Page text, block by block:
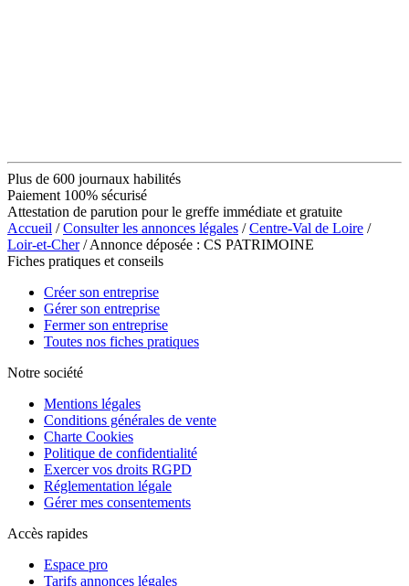
Plus de 600 journaux habilités
Paiement 100% sécurisé
Attestation de parution pour le greffe immédiate et gratuite
Accueil /Consulter les annonces légales /Centre-Val de Loire /
Loir-et-Cher/ Annonce déposée : CS PATRIMOINE
Fiches pratiques et conseils
Créer son entreprise
Gérer son entreprise
Fermer son entreprise
Toutes nos fiches pratiques
Notre société
Mentions légales
Conditions générales de vente
Charte Cookies
Politique de confidentialité
Exercer vos droits RGPD
Réglementation légale
Gérer mes consentements
Accès rapides
Espace pro
Tarifs annonces légales